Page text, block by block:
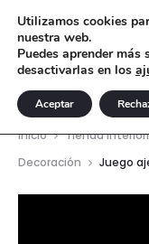
Inicio Tienda
Decoración
Juego
Utilizamos cookies
nuestra web.
Puedes aprender
desactivarlas en los
Aceptar